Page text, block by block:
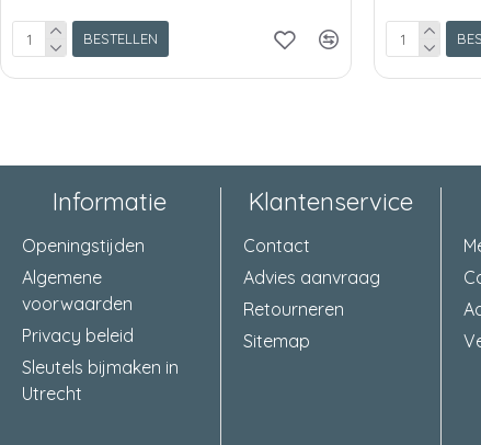
BESTELLEN
Informatie
Openingstijden
Algemene
voorwaarden
Privacy beleid
Sleutels bijmaken in
Utrecht
Klantenservice
Contact
Advies aanvraag
Retourneren
Sitemap